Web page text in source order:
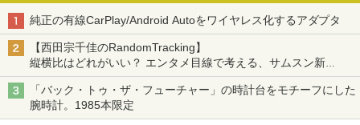
純正の有線CarPlay/Android Autoをワイヤレス化するアダプタ
【西田宗千佳のRandomTracking】
縦横比はどれがいい？ エンタメ目線で考える、サムスン新
「Galaxy Z Fold」
「バック・トゥ・ザ・フューチャー」の時計台をモチーフにした
腕時計。1985本限定